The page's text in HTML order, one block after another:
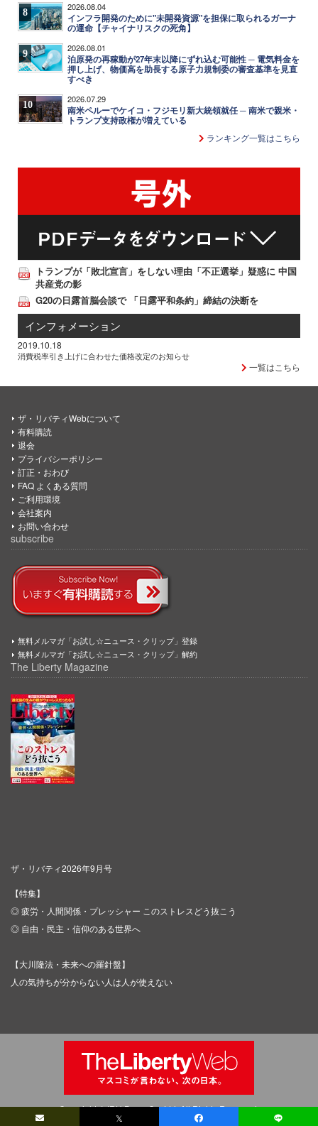
8 2026.08.04
インフラ開発のために"未開発資源"を担保に取られるガーナ
の運命【チャイナリスクの死角】
9 2026.08.01
泊原発の再稼動が27年末以降にずれ込む可能性 ─ 電気料金を
押し上げ、物価高を助長する原子力規制委の審査基準を見直
すべき
10 2026.07.29
南米ペルーでケイコ・フジモリ新大統領就任 ─ 南米で親米・
トランプ支持政権が増えている
ランキング一覧はこちら
トランプが「敗北宣言」をしない理由「不正選挙」疑惑に 中国
共産党の影
G20の日露首脳会談で 「日露平和条約」締結の決断を
インフォメーション
2019.10.18
消費税率引き上げに合わせた価格改定のお知らせ
一覧はこちら
𝕏
ザ・リバティWebについて
有料購読
退会
プライバシーポリシー
訂正・おわび
FAQ よくある質問
ご利用環境
会社案内
お問い合わせ
subscribe
無料メルマガ「お試し☆ニュース・クリップ」登録
無料メルマガ「お試し☆ニュース・クリップ」解約
The Liberty Magazine
ザ・リバティ2026年9月号
【特集】
◎ 疲労・人間関係・プレッシャー このストレスどう抜こう
◎ 自由・民主・信仰のある世界へ
【大川隆法・未来への羅針盤】
人の気持ちが分からない人は人が使えない
Copyright © IRH Press Co.,Ltd. All Rights Reserved.